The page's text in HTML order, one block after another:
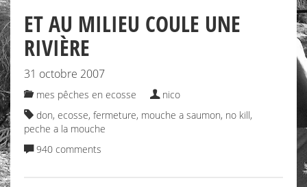
ET AU MILIEU COULE UNE
RIVIÈRE
31 octobre 2007
mes pêches en ecosse
nico
don, ecosse, fermeture, mouche a saumon, no kill,
peche a la mouche
940 comments